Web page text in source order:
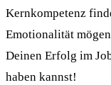
Kernkompetenz
Emotionalität
Deinen Erfolg im
haben kannst!